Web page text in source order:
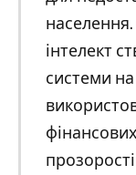
інтелект
системи